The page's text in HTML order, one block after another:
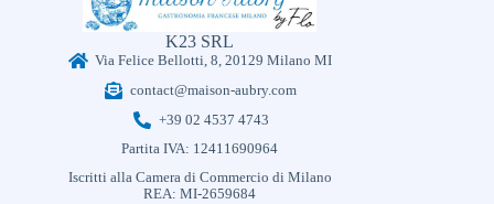
K23 SRL
Via Felice Bellotti, 8, 20129 Milano MI
contact@maison-aubry.com
+39 02 4537 4743
Partita IVA: 12411690964
Iscritti alla Camera di Commercio di Milano
REA: MI-2659684